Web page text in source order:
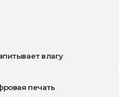
влагу
печать